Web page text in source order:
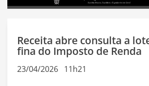
Receita abre consulta a
fina do Imposto de Renda
23/04/2026 11h21